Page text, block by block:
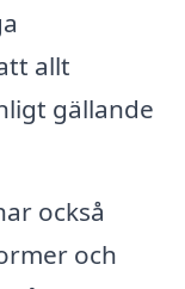
allt
gällande
också
och